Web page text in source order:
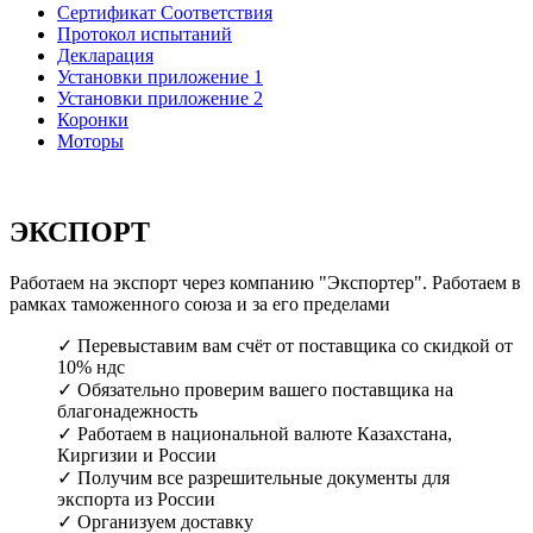
Сертификат Соответствия
Протокол испытаний
Декларация
Установки приложение 1
Установки приложение 2
Коронки
Моторы
ЭКСПОРТ
Работаем на экспорт через компанию "Экспортер". Работаем в
рамках таможенного союза и за его пределами
✓ Перевыставим вам счёт от поставщика со скидкой от
10% ндс
✓ Обязательно проверим вашего поставщика на
благонадежность
✓ Работаем в национальной валюте Казахстана,
Киргизии и России
✓ Получим все разрешительные документы для
экспорта из России
✓ Организуем доставку